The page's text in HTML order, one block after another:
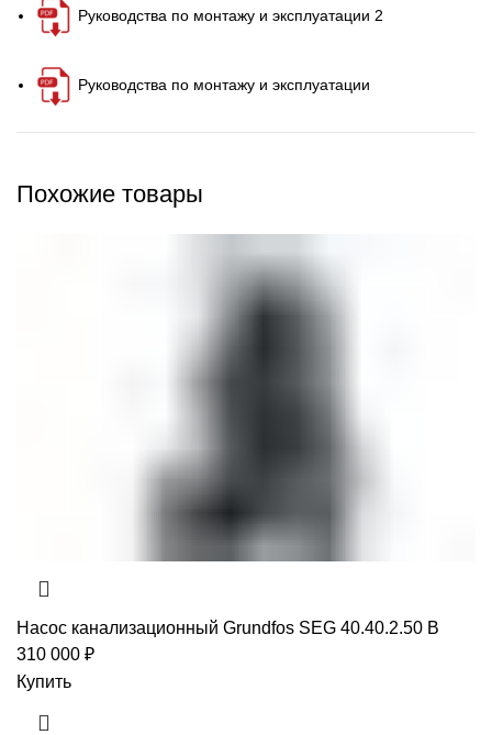
Руководства по монтажу и эксплуатации 2
Руководства по монтажу и эксплуатации
Похожие товары
Насос канализационный Grundfos SEG 40.40.2.50 B
310 000 ₽
Купить